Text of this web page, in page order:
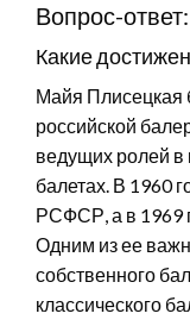
Вопрос-ответ:
Какие
Майя Плисецкая
российской
ведущих ролей в
балетах. В 1960
РСФСР, а в 1969
Одним из ее
собственного
классического